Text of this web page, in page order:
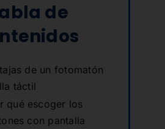
de
de un fotomatón
táctil
qué escoger los
con pantalla